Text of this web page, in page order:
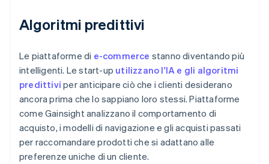
Algoritmi predittivi
Le piattaforme di e-commerce stanno diventando più
intelligenti. Le start-up utilizzano l'IA e gli algoritmi
predittivi per anticipare ciò che i clienti desiderano
ancora prima che lo sappiano loro stessi. Piattaforme
come Gainsight analizzano il comportamento di
acquisto, i modelli di navigazione e gli acquisti passati
per raccomandare prodotti che si adattano alle
preferenze uniche di un cliente.